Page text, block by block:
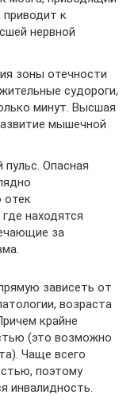
приводит к
нервной
зоны отечности
судороги,
минут. Высшая
мышечной
Опасная
отек
находятся
за
зависеть от
возраста
крайне
(это возможно
Чаще всего
поэтому
инвалидность.